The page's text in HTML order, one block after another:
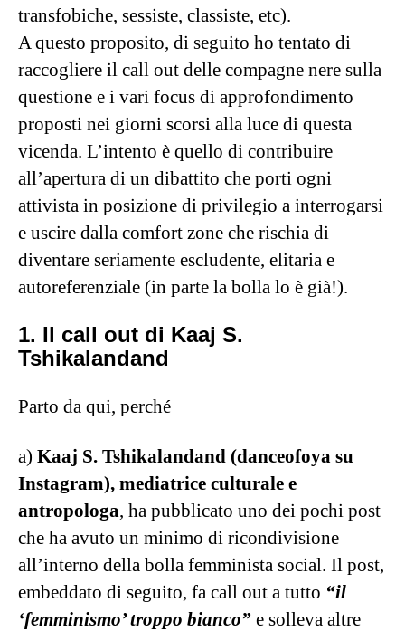
transfobiche, sessiste, classiste, etc).
A questo proposito, di seguito ho tentato di
raccogliere il call out delle compagne nere sulla
questione e i vari focus di approfondimento
proposti nei giorni scorsi alla luce di questa
vicenda. L’intento è quello di contribuire
all’apertura di un dibattito che porti ogni
attivista in posizione di privilegio a interrogarsi
e uscire dalla comfort zone che rischia di
diventare seriamente escludente, elitaria e
autoreferenziale (in parte la bolla lo è già!).
1. Il call out di Kaaj S.
Tshikalandand
Parto da qui, perché
a) Kaaj S. Tshikalandand (danceofoya su
Instagram), mediatrice culturale e
antropologa, ha pubblicato uno dei pochi post
che ha avuto un minimo di ricondivisione
all’interno della bolla femminista social. Il post,
embeddato di seguito, fa call out a tutto “il
‘femminismo’ troppo bianco” e solleva altre